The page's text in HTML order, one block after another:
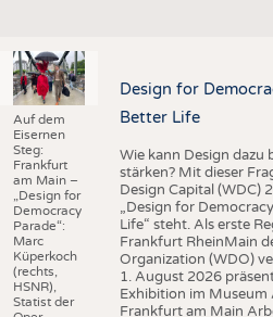
Auf dem
Eisernen
Steg:
Frankfurt
am Main –
„Design for
Democracy
Parade“:
Marc
Küperkoch
(rechts,
HSNR),
Statist der
Design for
Better Life
Wie kann Design dazu
stärken? Mit dieser
Design Capital (WDC)
„Design for
Life“ steht. Als erste
Frankfurt RheinMain
Organization (WDO)
1. August 2026
Exhibition im Museum
Frankfurt am Main